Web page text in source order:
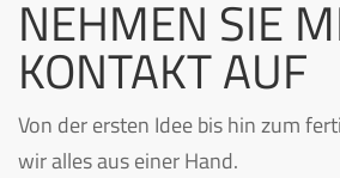
NEHMEN SIE
KONTAKT AUF
Von der ersten Idee bis hin zum
wir alles aus einer Hand.